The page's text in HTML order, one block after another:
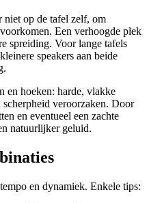
niet op de tafel zelf, om
Een verhoogde plek
spreiding. Voor lange tafels
speakers aan beide
en hoeken: harde, vlakke
veroorzaken. Door
en eventueel een zachte
natuurlijker geluid.
en dynamiek. Enkele tips: